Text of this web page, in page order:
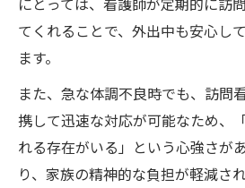
てくれることで、外出中も安心し
ます。
また、急な体調不良時でも、訪問
携して迅速な対応が可能なため、
れる存在がいる」という心強さが
り、家族の精神的な負担が軽減さ